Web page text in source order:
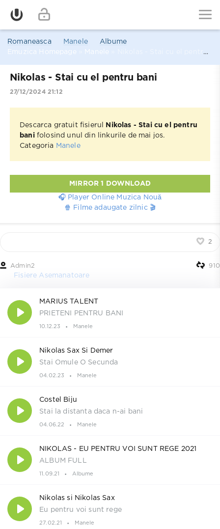
Romaneasca Manele
Albume
Emuzica Homepage
Manele
Nikolas - Stai cu el pentru bani
27/12/2024 21:12
Descarca gratuit fisierul
Nikolas - Stai cu el pentru
banifolosind unul din linkurile de mai jos.
Categoria
Manele
MIRROR 1 DOWNLOAD
🎧 Player Online Muzica Nouă
🍿 Filme adaugate zilnic 🎬
2
Admin2 910
Fisiere Asemanatoare
MARIUS TALENT
PRIETENI PENTRU BANI
10.12.23 Manele
Nikolas Sax Si Demer
Stai Omule O Secunda
04.02.23 Manele
Costel Biju
Stai la distanta daca n-ai bani
04.06.22 Manele
NIKOLAS - EU PENTRU VOI SUNT REGE 2021
ALBUM FULL
11.09.21 Albume
Nikolas si Nikolas Sax
Eu pentru voi sunt rege
27.02.21 Manele